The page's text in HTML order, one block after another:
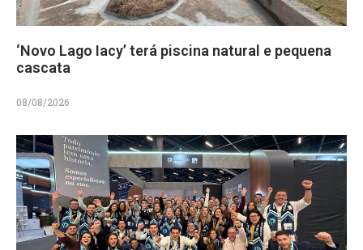
‘Novo Lago Iacy’ terá piscina natural e pequena
cascata
08/08/2026